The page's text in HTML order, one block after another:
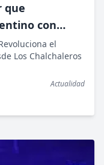
que
con
el
Los Chalchaleros
Actualidad